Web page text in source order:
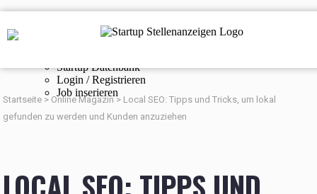
Startup Stellenanzeigen
Startup Datenbank
Login / Registrieren
Job inserieren
Startseite > Online Magazin> Local SEO: Tipps und Tricks, um lokal
gefunden zu werden und Kunden anzuziehen